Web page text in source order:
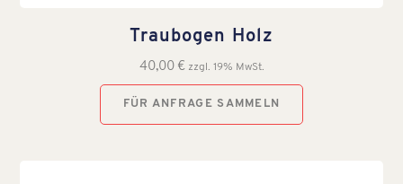
Traubogen Holz
40,00 € zzgl. 19% MwSt.
FÜR ANFRAGE SAMMELN